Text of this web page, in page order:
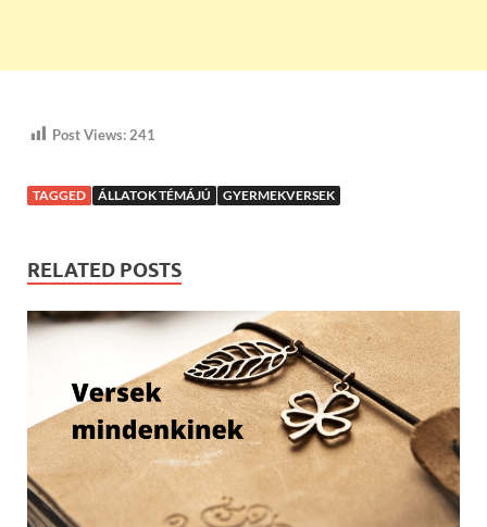
Post Views: 241
TAGGED ÁLLATOK TÉMÁJÚ GYERMEKVERSEK
RELATED POSTS